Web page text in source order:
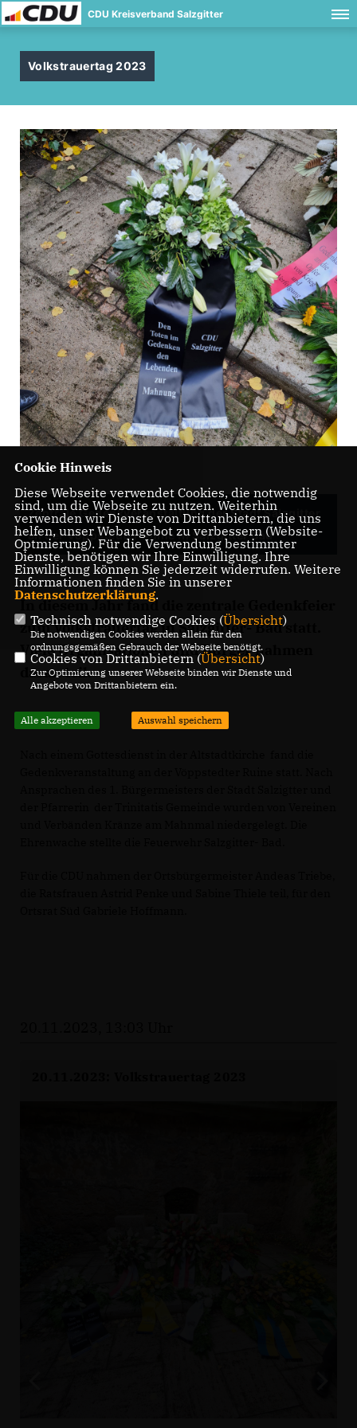
CDU Kreisverband Salzgitter
Volkstrauertag 2023
Zentrale Gedenkveranstaltung der Stadt Salzgitter
an der Vöppstedter Ruine in Salzgitter Bad
In diesem Jahr fand die zentrale Gedenkfeier
zum Volkstrauertag in Salzgitter- Bad statt.
Viele Organisationen und Bürger nahmen
daran teil.
Cookie Hinweis
Diese Webseite verwendet Cookies, die notwendig
sind, um die Webseite zu nutzen. Weiterhin
verwenden wir Dienste von Drittanbietern, die uns
helfen, unser Webangebot zu verbessern (Website-
Optmierung). Für die Verwendung bestimmter
Dienste, benötigen wir Ihre Einwilligung. Ihre
Einwilligung können Sie jederzeit widerrufen. Weitere
Informationen finden Sie in unserer
Datenschutzerklärung.
Technisch notwendige Cookies (Übersicht)
Die notwendigen Cookies werden allein für den
ordnungsgemäßen Gebrauch der Webseite benötigt.
Cookies von Drittanbietern (Übersicht)
Zur Optimierung unserer Webseite binden wir Dienste und
Angebote von Drittanbietern ein.
Alle akzeptieren Auswahl speichern